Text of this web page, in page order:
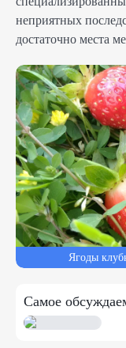
неприятных
достаточно места
Ягоды
Самое